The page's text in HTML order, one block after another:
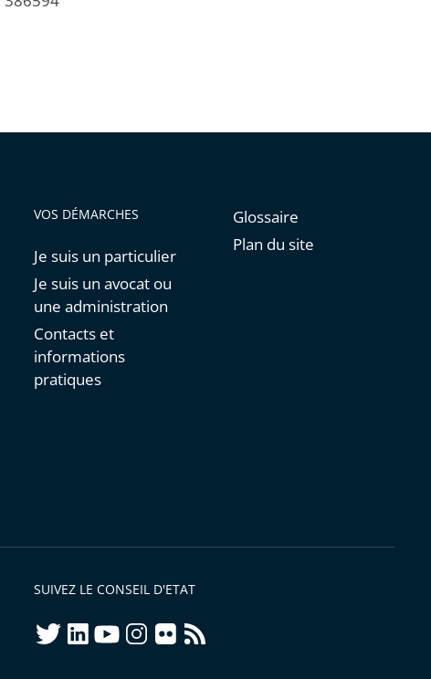
VOS DÉMARCHES
Je suis un particulier
Je suis un avocat ou
une administration
Contacts et
informations
pratiques
Glossaire
Plan du site
SUIVEZ LE CONSEIL D'ETAT
twitterlinkedInyoutubeinstagram
flickrrss